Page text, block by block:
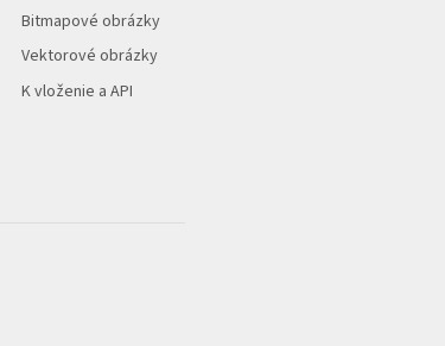
Bitmapové obrázky
Vektorové obrázky
K vloženie a API